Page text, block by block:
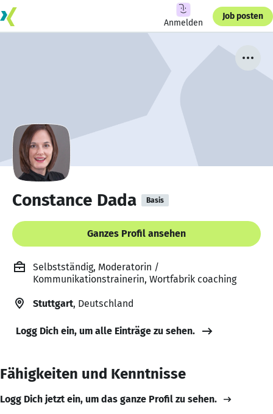
Anmelden
Job posten
Constance Dada Basis
Ganzes Profil ansehen
Selbstständig, Moderatorin /
Kommunikationstrainerin, Wortfabrik coaching
Stuttgart, Deutschland
Logg Dich ein, um alle Einträge zu sehen.
Fähigkeiten und Kenntnisse
Logg Dich jetzt ein, um das ganze Profil zu sehen.